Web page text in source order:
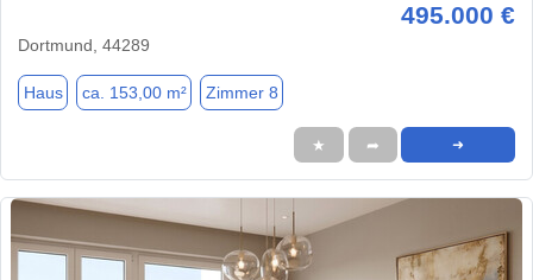
495.000 €
Dortmund, 44289
Haus ca. 153,00 m² Zimmer 8
★ ➦ ➜